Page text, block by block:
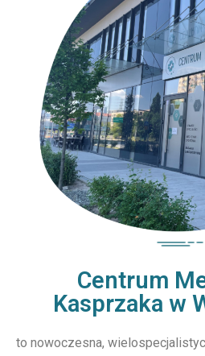
Centrum
Kasprzaka w
to nowoczesna,